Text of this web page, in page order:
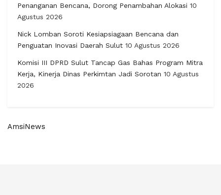
Penanganan Bencana, Dorong Penambahan Alokasi 10
Agustus 2026
Nick Lomban Soroti Kesiapsiagaan Bencana dan
Penguatan Inovasi Daerah Sulut 10 Agustus 2026
Komisi III DPRD Sulut Tancap Gas Bahas Program Mitra
Kerja, Kinerja Dinas Perkimtan Jadi Sorotan 10 Agustus
2026
AmsiNews